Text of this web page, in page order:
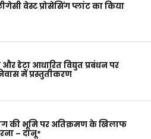
वेस्ट प्रोसेसिंग प्लांट का किया
और डेटा आधारित विद्युत प्रबंधन पर
में प्रस्तुतीकरण
की भूमि पर अतिक्रमण के खिलाफ
– दानू*